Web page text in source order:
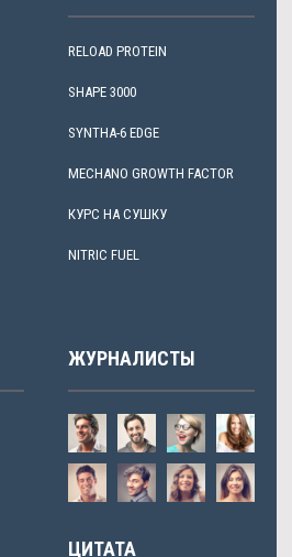
RELOAD PROTEIN
SHAPE 3000
SYNTHA-6 EDGE
MECHANO GROWTH FACTOR
КУРС НА СУШКУ
NITRIC FUEL
ЖУРНАЛИСТЫ
ЦИТАТА